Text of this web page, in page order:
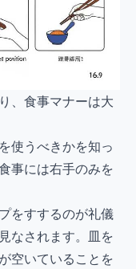
、食事マナーは大
使うべきかを知っ
事には右手のみを
をすするのが礼儀
なされます。皿を
空いていることを